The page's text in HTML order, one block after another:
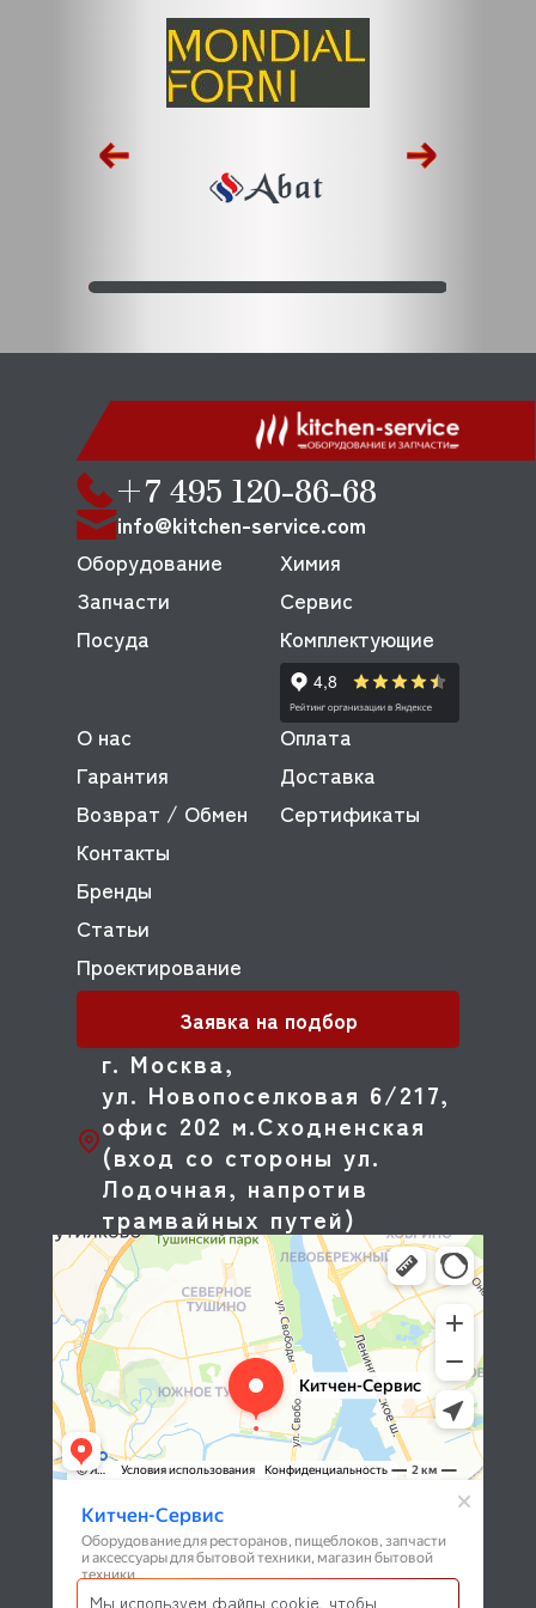
+7 495 120-86-68
info@kitchen-service.com
г. Москва,
ул. Новопоселковая 6/217,
офис 202 м.Сходненская
(вход со стороны ул.
Лодочная, напротив
трамвайных путей)
Оборудование
Запчасти
Посуда
Химия
Сервис
Комплектующие
О нас
Оплата
Гарантия
Доставка
Возврат / Обмен
Сертификаты
Контакты
Бренды
Статьи
Проектирование
Заявка на подбор
Мы используем файлы cookie, чтобы